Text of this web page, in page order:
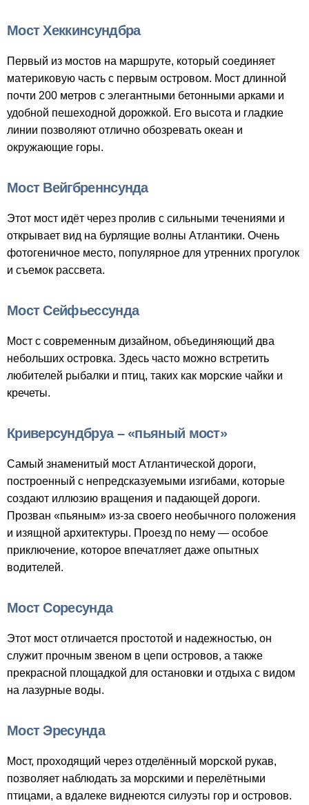
Мост Хеккинсундбра
Первый из мостов на маршруте, который соединяет
материковую часть с первым островом. Мост длинной
почти 200 метров с элегантными бетонными арками и
удобной пешеходной дорожкой. Его высота и гладкие
линии позволяют отлично обозревать океан и
окружающие горы.
Мост Вейгбреннсунда
Этот мост идёт через пролив с сильными течениями и
открывает вид на бурлящие волны Атлантики. Очень
фотогеничное место, популярное для утренних прогулок
и съемок рассвета.
Мост Сейфьессунда
Мост с современным дизайном, объединяющий два
небольших островка. Здесь часто можно встретить
любителей рыбалки и птиц, таких как морские чайки и
кречеты.
Криверсундбруа – «пьяный мост»
Самый знаменитый мост Атлантической дороги,
построенный с непредсказуемыми изгибами, которые
создают иллюзию вращения и падающей дороги.
Прозван «пьяным» из-за своего необычного положения
и изящной архитектуры. Проезд по нему — особое
приключение, которое впечатляет даже опытных
водителей.
Мост Соресунда
Этот мост отличается простотой и надежностью, он
служит прочным звеном в цепи островов, а также
прекрасной площадкой для остановки и отдыха с видом
на лазурные воды.
Мост Эресунда
Мост, проходящий через отделённый морской рукав,
позволяет наблюдать за морскими и перелётными
птицами, а вдалеке виднеются силуэты гор и островов.